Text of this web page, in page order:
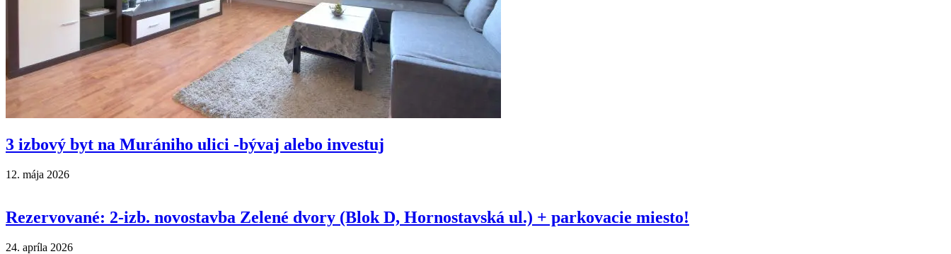
3 izbový byt na Murániho ulici -bývaj alebo investuj
12. mája 2026
Rezervované: 2-izb. novostavba Zelené dvory (Blok D, Hornostavská ul.) + parkovacie miesto!
24. apríla 2026